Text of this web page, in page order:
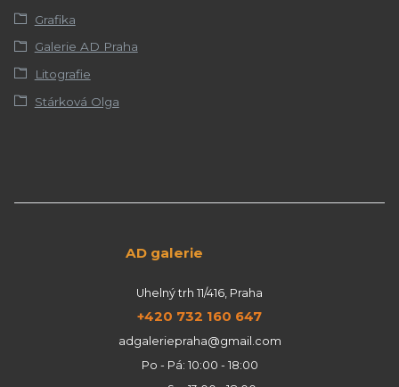
Grafika
Galerie AD Praha
Litografie
Stárková Olga
AD galerie
Uhelný trh 11/416, Praha
+420 732 160 647
adgaleriepraha@gmail.com
Po - Pá: 10:00 - 18:00